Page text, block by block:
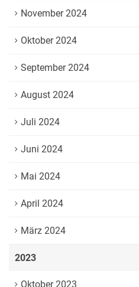
November 2024
Oktober 2024
September 2024
August 2024
Juli 2024
Juni 2024
Mai 2024
April 2024
März 2024
2023
Oktober 2023